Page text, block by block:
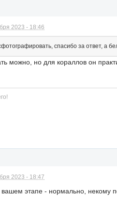
2023 - 18:46
спасибо за ответ, а
можно, но для кораллов он
2023 - 18:47
этапе - нормально, некому